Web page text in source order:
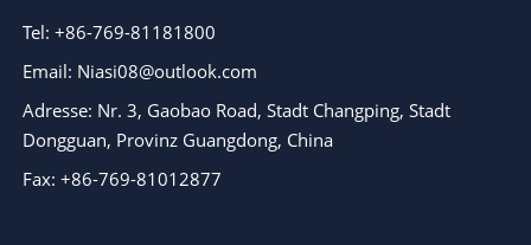
Tel: +86-769-81181800
Email: Niasi08@outlook.com
Adresse: Nr. 3, Gaobao Road, Stadt Changping, Stadt
Dongguan, Provinz Guangdong, China
Fax: +86-769-81012877